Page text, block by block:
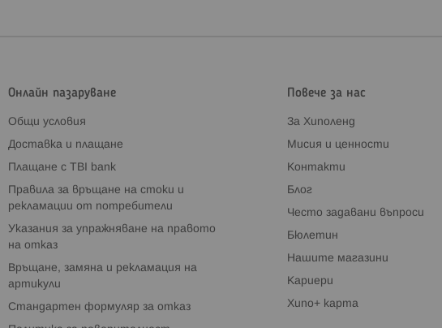
Онлайн пазаруване
Общи условия
Доставка и плащане
Плащане с TBI bank
Правила за връщане на стоки и
рекламации от потребители
Указания за упражняване на правото
на отказ
Връщане, замяна и рекламация на
артикули
Стандартен формуляр за отказ
Повече за нас
За Хиполенд
Мисия и ценности
Контакти
Блог
Често задавани въпроси
Бюлетин
Нашите магазини
Кариери
Хипо+ карта